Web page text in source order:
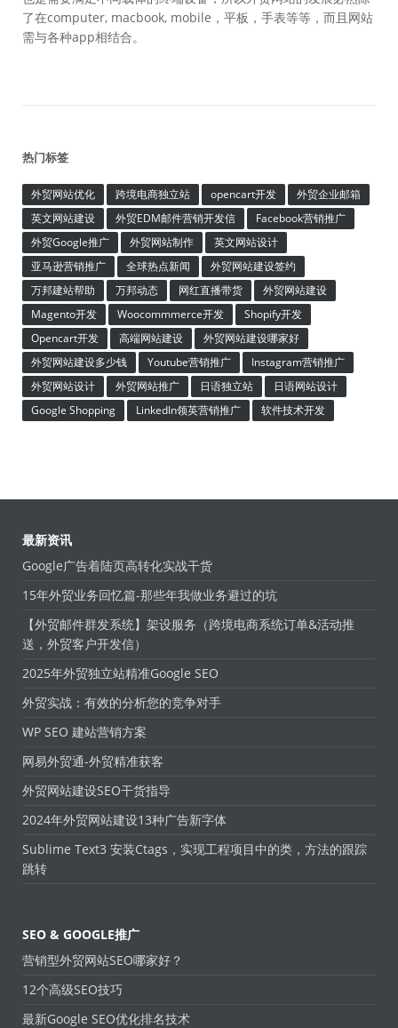
了在computer, macbook, mobile，平板，手表等等，而且网站
需与各种app相结合。
热门标签
外贸网站优化 跨境电商独立站 opencart开发
外贸企业邮箱
英文网站建设
外贸EDM邮件营销开发信
Facebook营销推广
外贸Google推广
外贸网站制作
英文网站设计
亚马逊营销推广
全球热点新闻
外贸网站建设签约
万邦建站帮助
万邦动态 网红直播带货
外贸网站建设
Magento开发
Woocommmerce开发
Shopify开发
Opencart开发
高端网站建设
外贸网站建设哪家好
外贸网站建设多少钱
Youtube营销推广
Instagram营销推广
外贸网站设计
外贸网站推广 日语独立站
日语网站设计
Google Shopping
LinkedIn领英营销推广 软件技术开发
最新资讯
Google广告着陆页高转化实战干货
15年外贸业务回忆篇-那些年我做业务避过的坑
【外贸邮件群发系统】架设服务（跨境电商系统订单&活动推
送，外贸客户开发信）
2025年外贸独立站精准Google SEO
外贸实战：有效的分析您的竞争对手
WP SEO 建站营销方案
网易外贸通-外贸精准获客
外贸网站建设SEO干货指导
2024年外贸网站建设13种广告新字体
Sublime Text3 安装Ctags，实现工程项目中的类，方法的跟踪
跳转
SEO & GOOGLE推广
营销型外贸网站SEO哪家好？
12个高级SEO技巧
最新Google SEO优化排名技术